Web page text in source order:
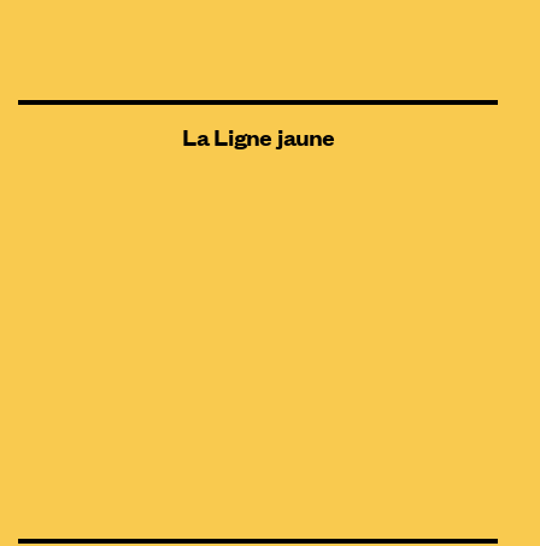
La Ligne jaune